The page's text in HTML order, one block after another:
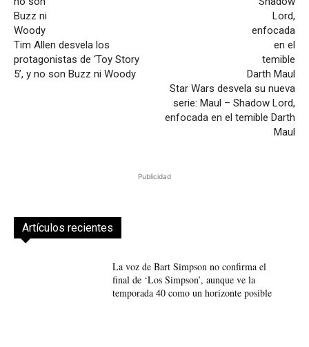
Tim Allen desvela los
protagonistas de ‘Toy Story
5’, y no son Buzz ni Woody
Star Wars desvela su nueva
serie: Maul – Shadow Lord,
enfocada en el temible Darth
Maul
Publicidad
Artículos recientes
La voz de Bart Simpson no confirma el
final de ‘Los Simpson’, aunque ve la
temporada 40 como un horizonte posible